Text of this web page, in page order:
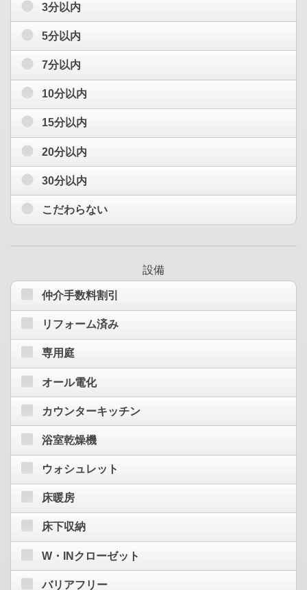
3分以内
5分以内
7分以内
10分以内
15分以内
20分以内
30分以内
こだわらない
設備
仲介手数料割引
リフォーム済み
専用庭
オール電化
カウンターキッチン
浴室乾燥機
ウォシュレット
床暖房
床下収納
W・INクローゼット
バリアフリー